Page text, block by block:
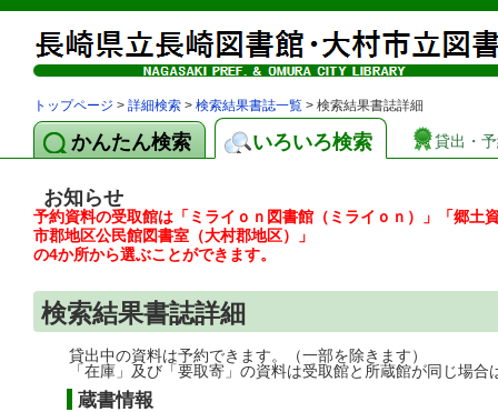
トップページ > 詳細検索 > 検索結果書誌一覧 > 検索結果書誌詳細
かんたん検索 いろいろ検索 貸出・
お知らせ
予約資料の受取館は「ミライｏｎ図書館（ミライｏｎ）」「郷
市郡地区公民館図書室（大村郡地区）」
の4か所から選ぶことができます。
検索結果書誌詳細
貸出中の資料は予約できます。（一部を除きます）
「在庫」及び「要取寄」の資料は受取館と所蔵館が同じ場合
蔵書情報